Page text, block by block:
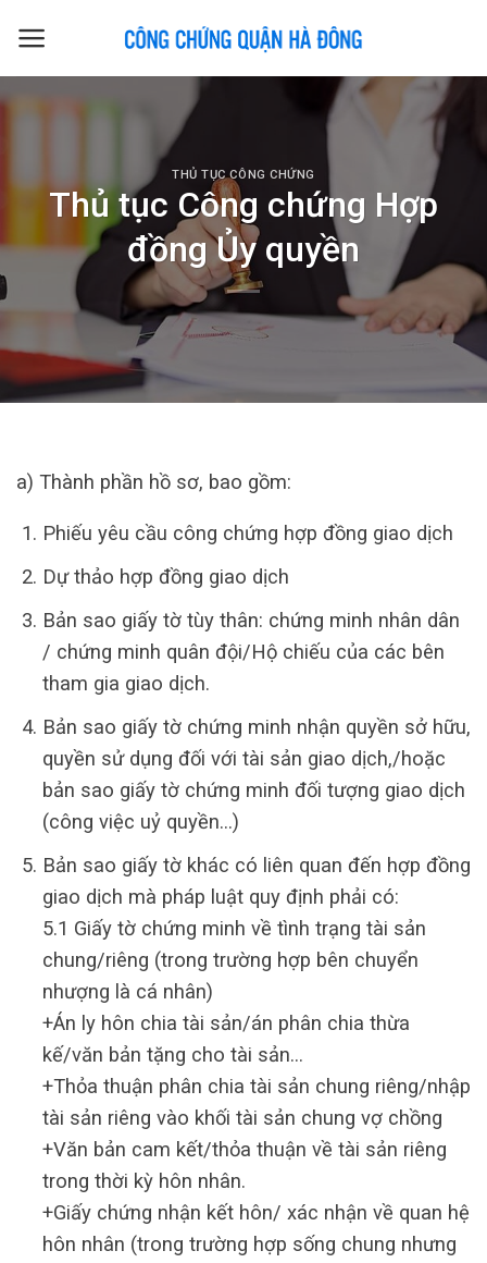
THỦ TỤC CÔNG CHỨNG
Thủ tục Công chứng Hợp
đồng Ủy quyền
a) Thành phần hồ sơ, bao gồm:
Phiếu yêu cầu công chứng hợp đồng giao dịch
Dự thảo hợp đồng giao dịch
Bản sao giấy tờ tùy thân: chứng minh nhân dân
/ chứng minh quân đội/Hộ chiếu của các bên
tham gia giao dịch.
Bản sao giấy tờ chứng minh nhận quyền sở hữu,
quyền sử dụng đối với tài sản giao dịch,/hoặc
bản sao giấy tờ chứng minh đối tượng giao dịch
(công việc uỷ quyền…)
Bản sao giấy tờ khác có liên quan đến hợp đồng
giao dịch mà pháp luật quy định phải có:
5.1 Giấy tờ chứng minh về tình trạng tài sản
chung/riêng (trong trường hợp bên chuyển
nhượng là cá nhân)
+Án ly hôn chia tài sản/án phân chia thừa
kế/văn bản tặng cho tài sản…
+Thỏa thuận phân chia tài sản chung riêng/nhập
tài sản riêng vào khối tài sản chung vợ chồng
+Văn bản cam kết/thỏa thuận về tài sản riêng
trong thời kỳ hôn nhân.
+Giấy chứng nhận kết hôn/ xác nhận về quan hệ
hôn nhân (trong trường hợp sống chung nhưng